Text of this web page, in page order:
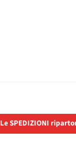
SPEDIZIONI